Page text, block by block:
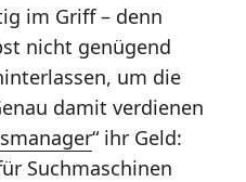
im Griff – denn
nicht genügend
um die
damit verdienen
“ ihr Geld:
Suchmaschinen